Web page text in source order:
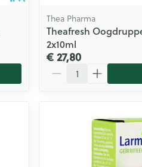
Thea Pharma
Theafresh
2x10ml
€ 27,80